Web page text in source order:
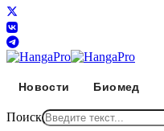
Новости Биомед
Поиск